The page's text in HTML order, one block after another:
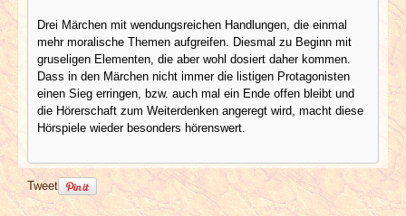
Drei Märchen mit wendungsreichen Handlungen, die einmal
mehr moralische Themen aufgreifen. Diesmal zu Beginn mit
gruseligen Elementen, die aber wohl dosiert daher kommen.
Dass in den Märchen nicht immer die listigen Protagonisten
einen Sieg erringen, bzw. auch mal ein Ende offen bleibt und
die Hörerschaft zum Weiterdenken angeregt wird, macht diese
Hörspiele wieder besonders hörenswert.
Tweet